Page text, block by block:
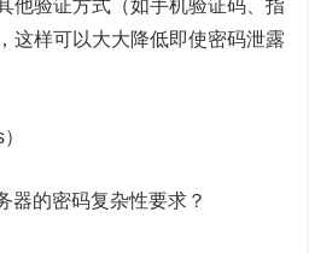
他验证方式（如手机验证码、指
这样可以大大降低即使密码泄露
器的密码复杂性要求？